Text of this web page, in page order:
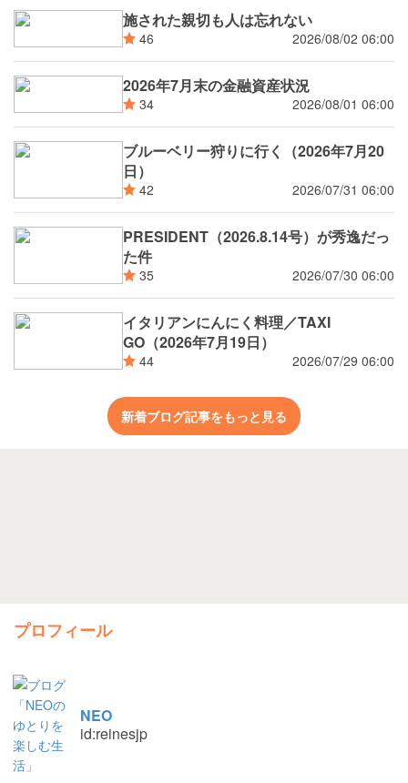
施された親切も人は忘れない
46 2026/08/02 06:00
2026年7月末の金融資産状況
34 2026/08/01 06:00
ブルーベリー狩りに行く（2026年7月20
日）
42 2026/07/31 06:00
PRESIDENT（2026.8.14号）が秀逸だっ
た件
35 2026/07/30 06:00
イタリアンにんにく料理／TAXI
GO（2026年7月19日）
44 2026/07/29 06:00
新着ブログ記事をもっと見る
プロフィール
NEO
id:reinesjp